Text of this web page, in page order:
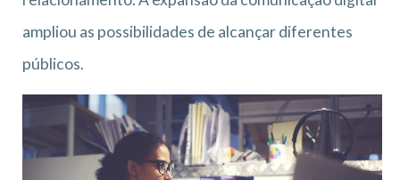
ampliou as possibilidades de alcançar diferentes
públicos.